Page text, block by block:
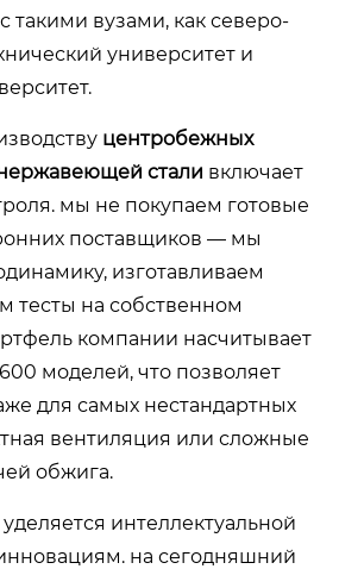
такими вузами, как северо-
университет и
центробежных
стали включает
мы не покупаем готовые
поставщиков — мы
изготавливаем
тесты на собственном
компании насчитывает
моделей, что позволяет
для самых нестандартных
вентиляция или сложные
обжига.
интеллектуальной
на сегодняшний